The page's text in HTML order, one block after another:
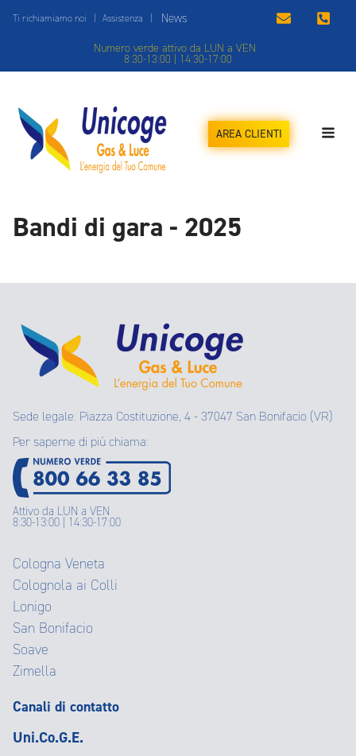
Ti richiamiamo noi | Assistenza | News
Numero verde attivo da LUN a VEN
8:30-13:00 | 14:30-17:00
AREA CLIENTI
Bandi di gara - 2025
Sede legale: Piazza Costituzione, 4 - 37047 San Bonifacio (VR)
Per saperne di più chiama:
Attivo da LUN a VEN
8:30-13:00 | 14:30-17:00
Cologna Veneta
Colognola ai Colli
Lonigo
San Bonifacio
Soave
Zimella
Canali di contatto
Uni.Co.G.E.